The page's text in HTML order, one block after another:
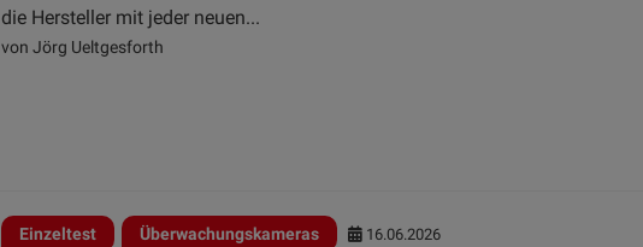
die Hersteller mit jeder neuen...
von Jörg Ueltgesforth
Einzeltest Überwachungskameras 16.06.2026